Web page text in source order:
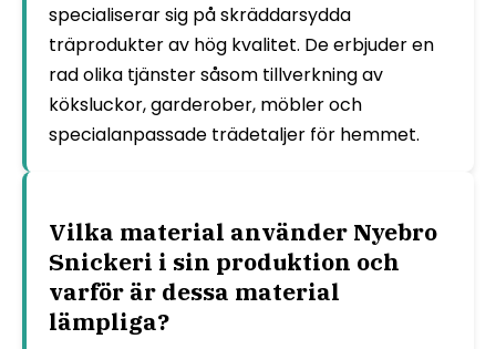
specialiserar sig på skräddarsydda
träprodukter av hög kvalitet. De erbjuder en
rad olika tjänster såsom tillverkning av
köksluckor, garderober, möbler och
specialanpassade trädetaljer för hemmet.
Vilka material använder Nyebro
Snickeri i sin produktion och
varför är dessa material
lämpliga?